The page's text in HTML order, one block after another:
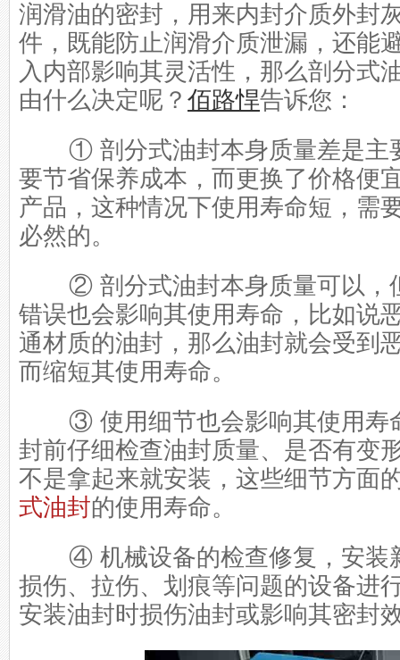
润滑油的密封，用来内封介质外封
件，既能防止润滑介质泄漏，还能
入内部影响其灵活性，那么剖分式
由什么决定呢？ 佰路悍告诉您：
① 剖分式油封本身质量差是主
要节省保养成本，而更换了价格便
产品，这种情况下使用寿命短，需
必然的。
② 剖分式油封本身质量可以，
错误也会影响其使用寿命，比如说
通材质的油封，那么油封就会受到
而缩短其使用寿命。
③ 使用细节也会影响其使用寿
封前仔细检查油封质量、是否有变
不是拿起来就安装，这些细节方面
式油封的使用寿命。
④ 机械设备的检查修复，安装
损伤、拉伤、划痕等问题的设备进
安装油封时损伤油封或影响其密封